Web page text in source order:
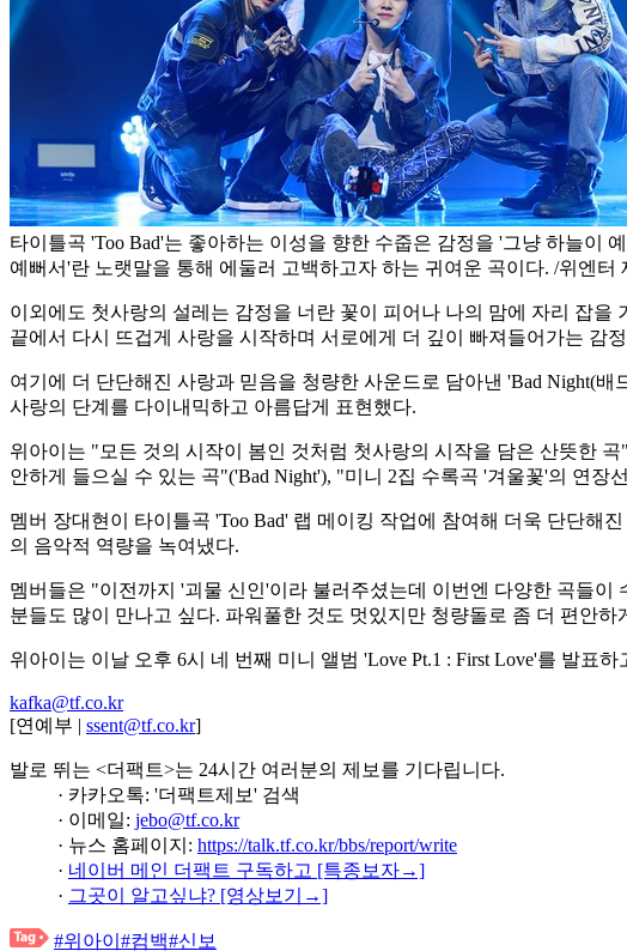
타이틀곡 'Too Bad'는 좋아하는 이성을 향한 수줍은 감정을 '그냥 하늘이
예뻐서'란 노랫말을 통해 에둘러 고백하고자 하는 귀여운 곡이다. /위엔터
이외에도 첫사랑의 설레는 감정을 너란 꽃이 피어나 나의 맘에 자리 잡을
끝에서 다시 뜨겁게 사랑을 시작하며 서로에게 더 깊이 빠져들어가는 감
여기에 더 단단해진 사랑과 믿음을 청량한 사운드로 담아낸 'Bad Night(
사랑의 단계를 다이내믹하고 아름답게 표현했다.
위아이는 "모든 것의 시작이 봄인 것처럼 첫사랑의 시작을 담은 산뜻한
안하게 들으실 수 있는 곡"('Bad Night'), "미니 2집 수록곡 '겨울꽃'의 연
멤버 장대현이 타이틀곡 'Too Bad' 랩 메이킹 작업에 참여해 더욱 단단해
의 음악적 역량을 녹여냈다.
멤버들은 "이전까지 '괴물 신인'이라 불러주셨는데 이번엔 다양한 곡들
분들도 많이 만나고 싶다. 파워풀한 것도 멋있지만 청량돌로 좀 더 편안하
위아이는 이날 오후 6시 네 번째 미니 앨범 'Love Pt.1 : First Love'를 발표
kafka@tf.co.kr
[연예부 | ssent@tf.co.kr]
발로 뛰는 <더팩트>는 24시간 여러분의 제보를 기다립니다.
· 카카오톡: '더팩트제보' 검색
· 이메일: jebo@tf.co.kr
· 뉴스 홈페이지: https://talk.tf.co.kr/bbs/report/write
· 네이버 메인 더팩트 구독하고 [특종보자→]
· 그곳이 알고싶냐? [영상보기→]
#위아이 #컴백#신보